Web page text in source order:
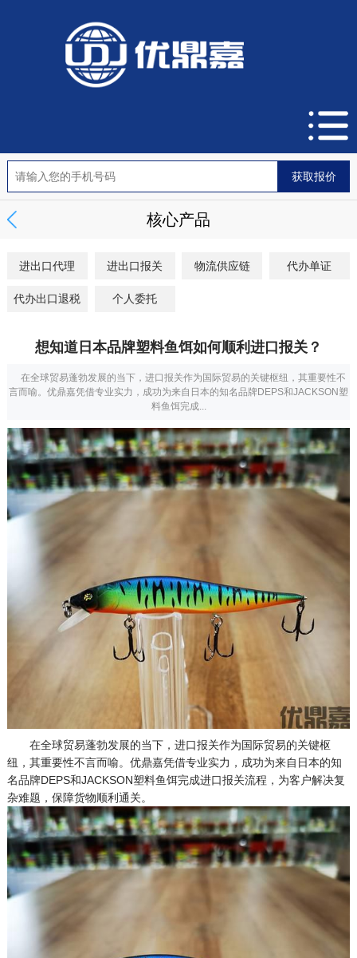
核心产品
进出口代理 进出口报关 物流供应链 代办单证
代办出口退税 个人委托
想知道日本品牌塑料鱼饵如何顺利进口报关？
在全球贸易蓬勃发展的当下，进口报关作为国际贸易的关键枢纽，其重要性不
言而喻。优鼎嘉凭借专业实力，成功为来自日本的知名品牌DEPS和JACKSON塑
料鱼饵完成...
在全球贸易蓬勃发展的当下，进口报关作为国际贸易的关键枢
纽，其重要性不言而喻。优鼎嘉凭借专业实力，成功为来自日本的知
名品牌DEPS和JACKSON塑料鱼饵完成进口报关流程，为客户解决复
杂难题，保障货物顺利通关。